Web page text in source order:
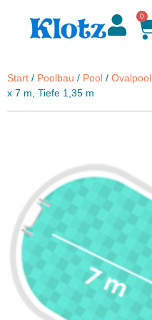
0
Start / Poolbau / Pool / Ovalpool
x 7 m, Tiefe 1,35 m